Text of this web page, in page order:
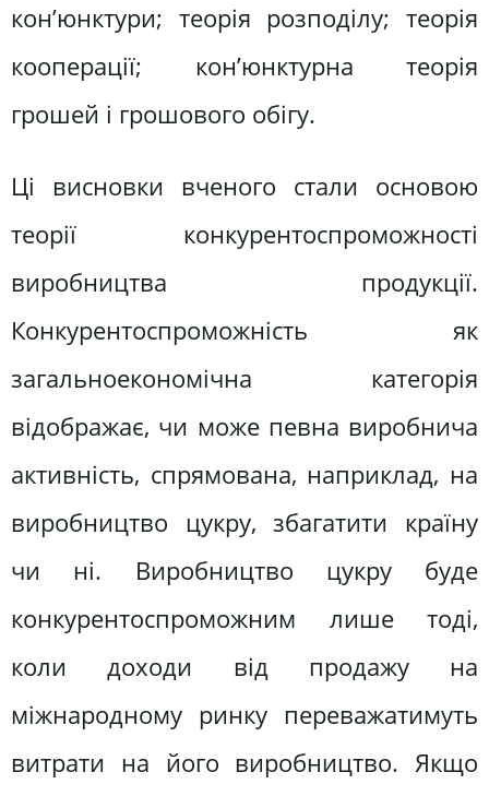
кон’юнктури; теорія розподілу; теорія
кооперації; кон’юнктурна теорія
грошей і грошового обігу.
Ці висновки вченого стали основою
теорії конкурентоспроможності
виробництва продукції.
Конкурентоспроможність як
загальноекономічна категорія
відображає, чи може певна виробнича
активність, спрямована, наприклад, на
виробництво цукру, збагатити країну
чи ні. Виробництво цукру буде
конкурентоспроможним лише тоді,
коли доходи від продажу на
міжнародному ринку переважатимуть
витрати на його виробництво. Якщо